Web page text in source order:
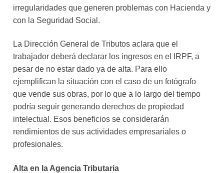
irregularidades que generen problemas con Hacienda y
con la Seguridad Social.
La Dirección General de Tributos aclara que el
trabajador deberá declarar los ingresos en el IRPF, a
pesar de no estar dado ya de alta. Para ello
ejemplifican la situación con el caso de un fotógrafo
que vende sus obras, por lo que a lo largo del tiempo
podría seguir generando derechos de propiedad
intelectual. Esos beneficios se considerarán
rendimientos de sus actividades empresariales o
profesionales.
Alta en la Agencia Tributaria